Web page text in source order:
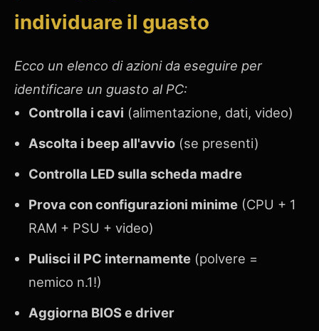
individuare il guasto
Ecco un elenco di azioni da eseguire per
identificare un guasto al PC:
Controlla i cavi (alimentazione, dati, video)
Ascolta i beep all'avvio (se presenti)
Controlla LED sulla scheda madre
Prova con configurazioni minime (CPU + 1
RAM + PSU + video)
Pulisci il PC internamente (polvere =
nemico n.1!)
Aggiorna BIOS e driver